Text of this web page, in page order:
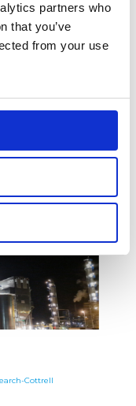
partners who
that you’ve
from your use
over de
Studybelis betrokken
en verbetering van
continue technische
raffinaderijen,
Cottrell